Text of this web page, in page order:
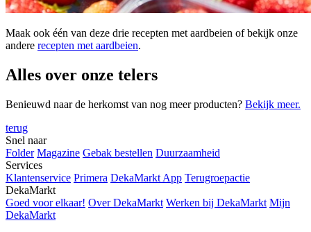
Maak ook één van deze drie recepten met aardbeien of bekijk onze
andere recepten met aardbeien.
Alles over onze telers
Benieuwd naar de herkomst van nog meer producten? Bekijk meer.
terug
Snel naar
Folder Magazine Gebak bestellen Duurzaamheid
Services
Klantenservice Primera DekaMarkt App Terugroepactie
DekaMarkt
Goed voor elkaar! Over DekaMarkt Werken bij DekaMarkt Mijn
DekaMarkt